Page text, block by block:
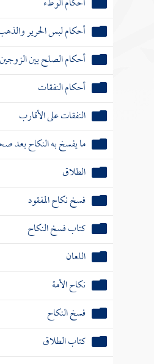
أحكام الصلح بين الزوجين
أحكام النفقات
النفقات على الأقارب
ما يفسخ به النكاح بعد
الطلاق
فسخ نكاح المفقود
كتاب فسخ النكاح
اللعان
نكاح الأمة
فسخ النكاح
كتاب الطلاق
الخلع
المتعة